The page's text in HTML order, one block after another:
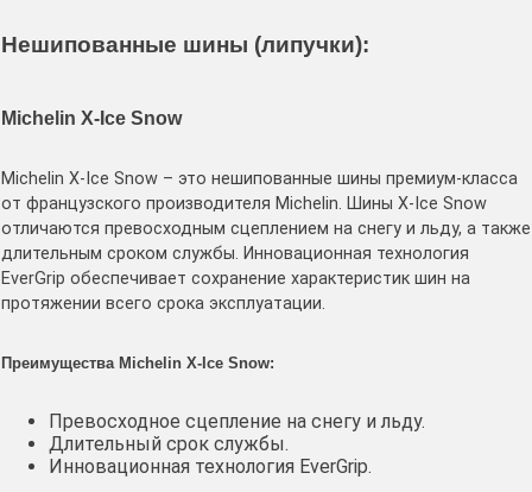
Нешипованные шины (липучки):
Michelin X-Ice Snow
Michelin X-Ice Snow – это нешипованные шины премиум-класса
от французского производителя Michelin. Шины X-Ice Snow
отличаются превосходным сцеплением на снегу и льду, а также
длительным сроком службы. Инновационная технология
EverGrip обеспечивает сохранение характеристик шин на
протяжении всего срока эксплуатации.
Преимущества Michelin X-Ice Snow:
Превосходное сцепление на снегу и льду.
Длительный срок службы.
Инновационная технология EverGrip.